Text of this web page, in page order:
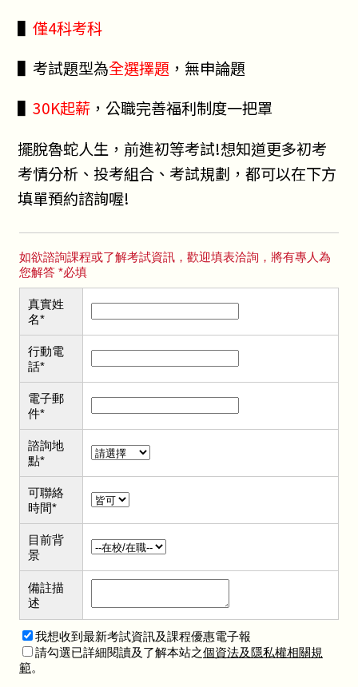
▌僅4科考科
▌考試題型為全選擇題 ，無申論題
▌30K起薪 ，公職完善福利制度一把罩
擺脫魯蛇人生，前進初等考試!想知道更多初考
考情分析、投考組合、考試規劃，都可以在下方
填單預約諮詢喔!